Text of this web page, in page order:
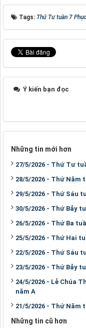
Tags: Thứ Tư tuần 7
Ý kiến bạn đọc
Những tin mới hơn
27/5/2026 - Thứ Tư
28/5/2026 - Thứ Năm
29/5/2026 - Thứ Sáu
30/5/2026 - Thứ Bảy
26/5/2026 - Thứ Ba
25/5/2026 - Thứ Hai
22/5/2026 - Thứ Sáu
23/5/2026 - Thứ Bảy
24/5/2026 - Lễ Chúa
năm A
21/5/2026 - Thứ Năm
Những tin cũ hơn